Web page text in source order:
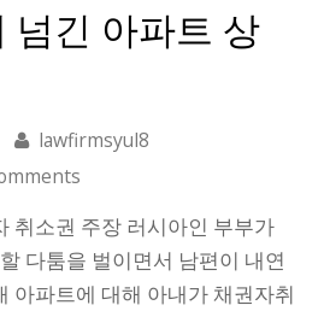
넘긴 아파트 상
lawfirmsyul8
취소권 주장 러시아인 부부가
다툼을 벌이면서 남편이 내연
아파트에 대해 아내가 채권자취